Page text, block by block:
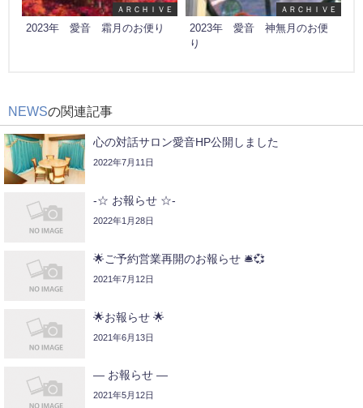
ＡＲＣＨＩＶＥ
2023年 愛音 霜月のお便り
ＡＲＣＨＩＶＥ
2023年 愛音 神無月のお便
り
NEWSの関連記事
心の対話サロン愛音HP公開しました
2022年7月11日
-☆ お報らせ ☆-
2022年1月28日
🌟ご予約営業再開のお報らせ 🛎💞
2021年7月12日
🌟お報らせ 🌟
2021年6月13日
— お報らせ —
2021年5月12日